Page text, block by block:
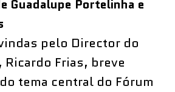
Guadalupe Portelinha e
pelo Director do
Ricardo Frias, breve
tema central do Fórum